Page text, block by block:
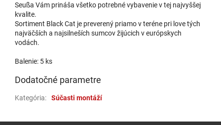
Seußa Vám prináša všetko potrebné vybavenie v tej najvyššej
kvalite.
Sortiment Black Cat je preverený priamo v teréne pri love tých
najväčších a najsilneších sumcov žijúcich v európskych
vodách.
Balenie: 5 ks
Dodatočné parametre
Kategória: Súčasti montáží